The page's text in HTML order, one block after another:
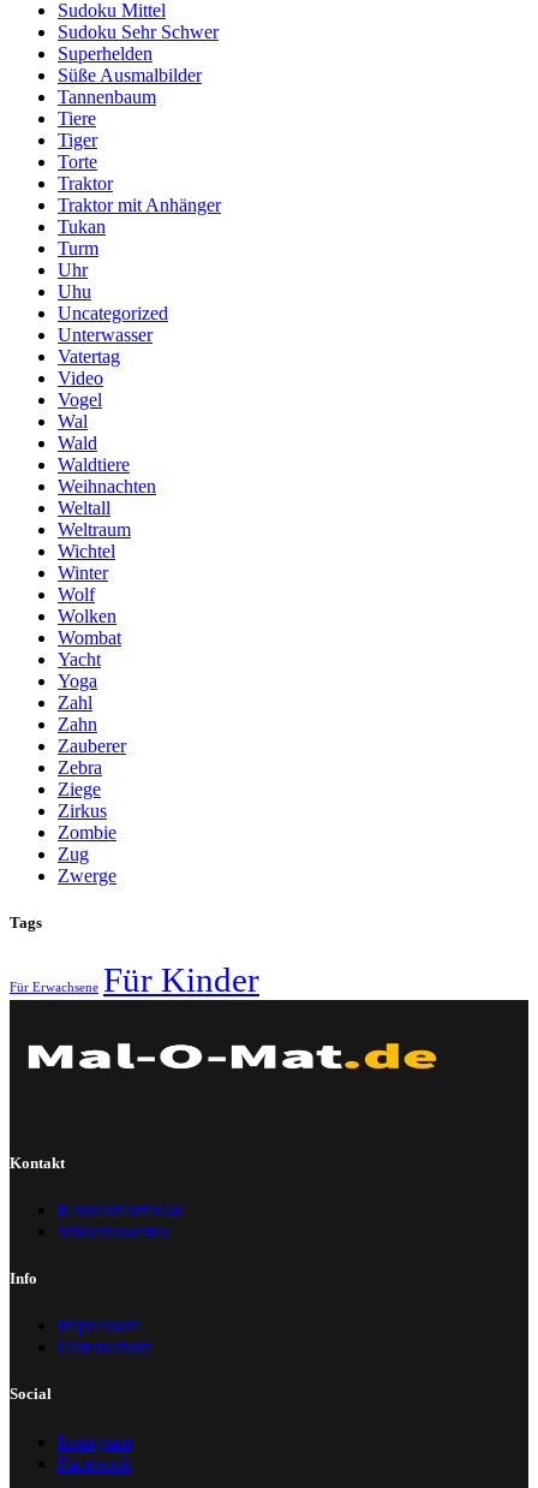
Sudoku Mittel
Sudoku Sehr Schwer
Superhelden
Süße Ausmalbilder
Tannenbaum
Tiere
Tiger
Torte
Traktor
Traktor mit Anhänger
Tukan
Turm
Uhr
Uhu
Uncategorized
Unterwasser
Vatertag
Video
Vogel
Wal
Wald
Waldtiere
Weihnachten
Weltall
Weltraum
Wichtel
Winter
Wolf
Wolken
Wombat
Yacht
Yoga
Zahl
Zahn
Zauberer
Zebra
Ziege
Zirkus
Zombie
Zug
Zwerge
Tags
Für Erwachsene Für Kinder
Kontakt
Kontaktformular
Wissenswertes
Info
Impressum
Datenschutz
Social
Instagram
Facebook